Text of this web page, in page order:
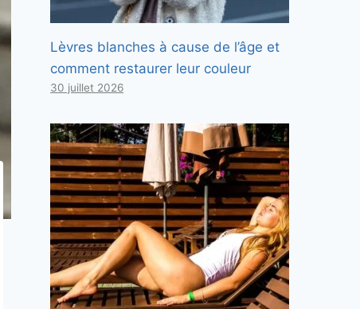
Lèvres blanches à cause de l’âge et
comment restaurer leur couleur
30 juillet 2026